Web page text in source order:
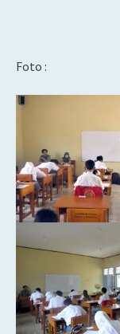
Foto :